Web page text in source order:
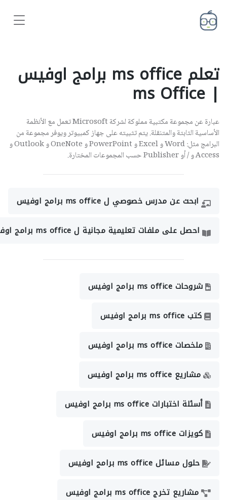
تعلم ms office برامج اوفيس
| ms Office
عبارة عن مجموعة مكتبية مملوكة لشركة Microsoft تعمل مع الأنظمة
الأساسية الثابتة والمتنقلة. يتم تثبيته على جهاز كمبيوتر ويوفر مجموعة من
البرامج مثل: Word و Excel و PowerPoint و OneNote و Outlook و
Access و / أو Publisher حسب المجموعات المختارة.
ابحث عن مدرس خصوصي ل ms office برامج اوفيس
احصل على ملفات تعليمية مجانية ل ms office برامج اوفيس
شروحات ms office برامج اوفيس
كتب ms office برامج اوفيس
ملخصات ms office برامج اوفيس
مشاريع ms office برامج اوفيس
أسئلة اختبارات ms office برامج اوفيس
كويزات ms office برامج اوفيس
حلول مسائل ms office برامج اوفيس
مشاريع تخرج ms office برامج اوفيس